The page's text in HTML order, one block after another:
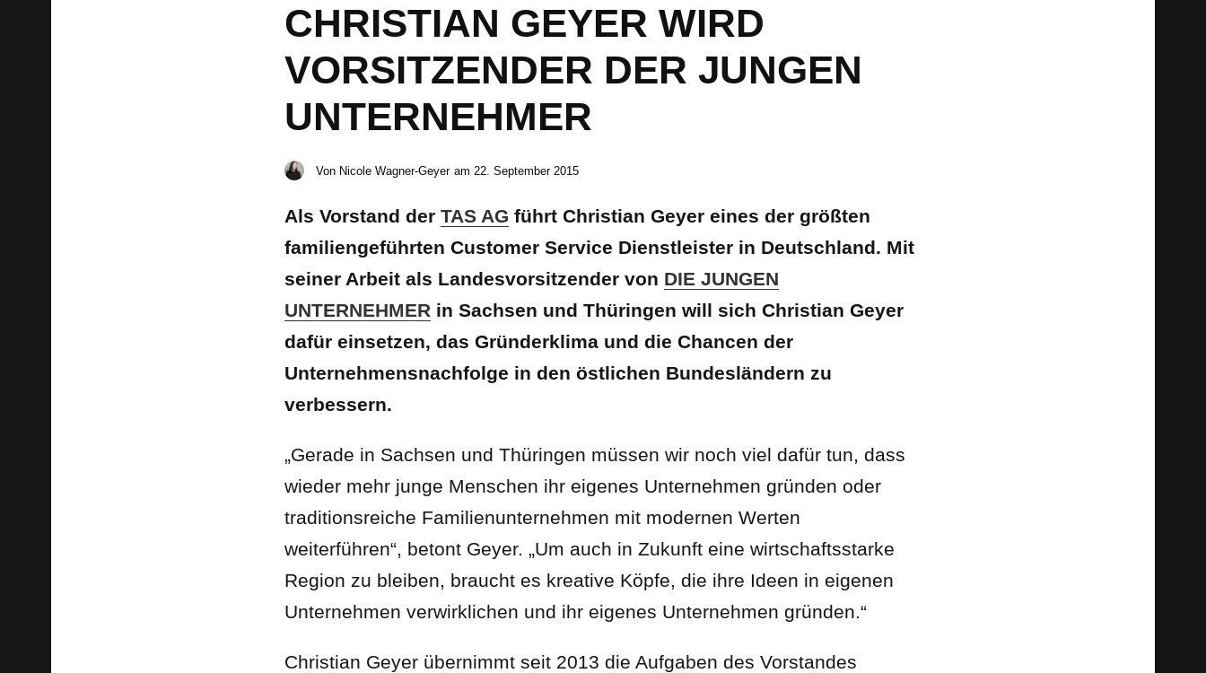
CHRISTIAN GEYER WIRD
VORSITZENDER DER JUNGEN
UNTERNEHMER
Von Nicole Wagner-Geyer am 22. September 2015
Als Vorstand der TAS AG führt Christian Geyer eines der größten
familiengeführten Customer Service Dienstleister in Deutschland. Mit
seiner Arbeit als Landesvorsitzender von DIE JUNGEN
UNTERNEHMER in Sachsen und Thüringen will sich Christian Geyer
dafür einsetzen, das Gründerklima und die Chancen der
Unternehmensnachfolge in den östlichen Bundesländern zu
verbessern.
„Gerade in Sachsen und Thüringen müssen wir noch viel dafür tun, dass
wieder mehr junge Menschen ihr eigenes Unternehmen gründen oder
traditionsreiche Familienunternehmen mit modernen Werten
weiterführen“, betont Geyer. „Um auch in Zukunft eine wirtschaftsstarke
Region zu bleiben, braucht es kreative Köpfe, die ihre Ideen in eigenen
Unternehmen verwirklichen und ihr eigenes Unternehmen gründen.“
Christian Geyer übernimmt seit 2013 die Aufgaben des Vorstandes